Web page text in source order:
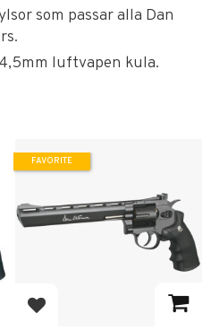
som passar alla Dan
luftvapen kula.
Add to favorites
FAVORITE